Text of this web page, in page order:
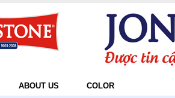
ABOUT US COLOR